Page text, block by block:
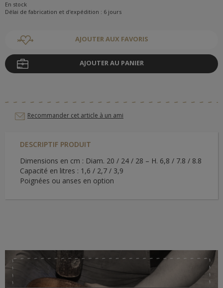
En stock
Délai de fabrication et d'expédition : 6 jours
AJOUTER AUX FAVORIS
AJOUTER AU PANIER
Recommander cet article à un ami
DESCRIPTIF PRODUIT
Dimensions en cm : Diam. 20 / 24 / 28 – H. 6,8 / 7.8 / 8.8
Capacité en litres : 1,6 / 2,7 / 3,9
Poignées ou anses en option